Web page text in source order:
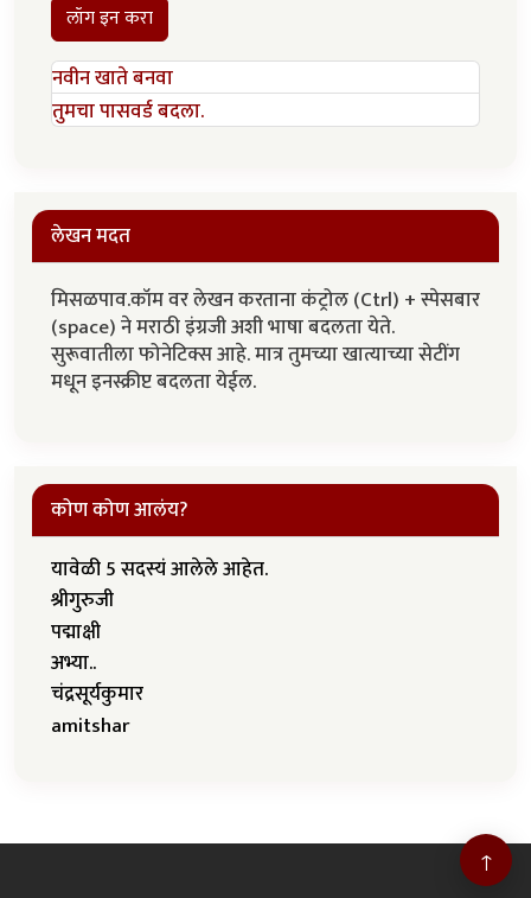
लॉग इन करा
नवीन खाते बनवा
तुमचा पासवर्ड बदला.
लेखन मदत
मिसळपाव.कॉम वर लेखन करताना कंट्रोल (Ctrl) + स्पेसबार
(space) ने मराठी इंग्रजी अशी भाषा बदलता येते.
सुरूवातीला फोनेटिक्स आहे. मात्र तुमच्या खात्याच्या सेटींग
मधून इनस्क्रीप्ट बदलता येईल.
कोण कोण आलंय?
यावेळी 5 सदस्यं आलेले आहेत.
श्रीगुरुजी
पद्माक्षी
अभ्या..
चंद्रसूर्यकुमार
amitshar
↑